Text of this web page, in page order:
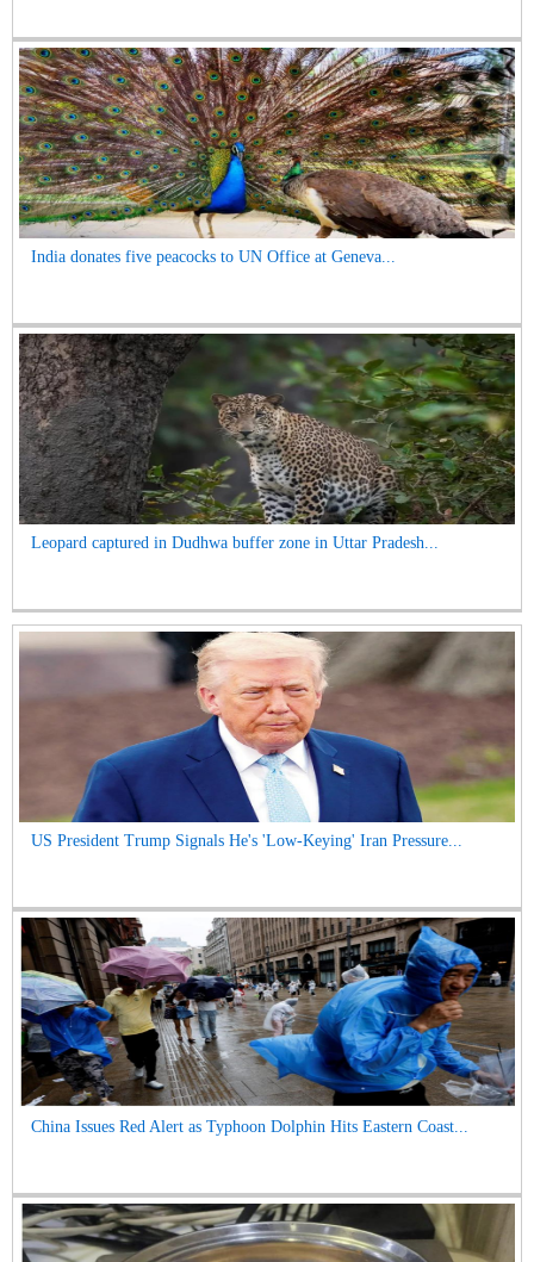
India donates five peacocks to UN Office at Geneva...
Leopard captured in Dudhwa buffer zone in Uttar Pradesh...
US President Trump Signals He's 'Low-Keying' Iran Pressure...
China Issues Red Alert as Typhoon Dolphin Hits Eastern Coast...